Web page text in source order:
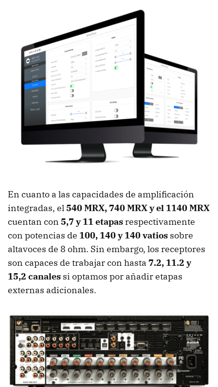
En cuanto a las capacidades de amplificación
integradas, el540 MRX, 740 MRX y el 1140 MRX
cuentan con 5,7 y 11 etapas respectivamente
con potencias de 100, 140 y 140 vatios sobre
altavoces de 8 ohm. Sin embargo, los receptores
son capaces de trabajar con hasta 7.2, 11.2 y
15,2 canales si optamos por añadir etapas
externas adicionales.